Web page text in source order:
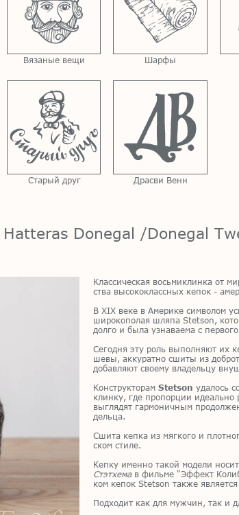
Вязаные вещи Шарфы
Старый друг Драсви Венн
Donegal /Donegal
Клас­си­че­ская вось­ми­клин­ка от
ства вы­со­ко­класс­ных ке­пок -
В XIX веке в Аме­ри­ке сим­во­лом
ши­ро­ко­по­лая шля­па Stetson,
дол­го и была узна­ва­е­ма с пер­во­го
Се­год­ня эту роль вы­пол­ня­ют их
ше­вы, ак­ку­рат­но сши­ты из
до­бав­ля­ют сво­е­му вла­дель­цу
Кон­струк­то­рам Stetson уда­лось
клин­ку, где про­пор­ции иде­аль­но
вы­гля­дят гар­мо­нич­ным
дель­ца.
Сши­та кеп­ка из мяг­ко­го и
ском сти­ле.
Кеп­ку имен­но та­кой мо­де­ли
Стэтхемав филь­ме "Эф­фект
ком ке­пок Stetson та­к­же яв­ля­ет­ся
Под­хо­дит как для муж­чин, так и